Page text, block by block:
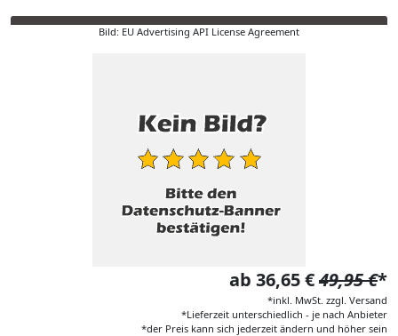
Bild: EU Advertising API License Agreement
ab 36,65 €49,95 €*
*inkl. MwSt. zzgl. Versand
*Lieferzeit unterschiedlich - je nach Anbieter
*der Preis kann sich jederzeit ändern und höher sein